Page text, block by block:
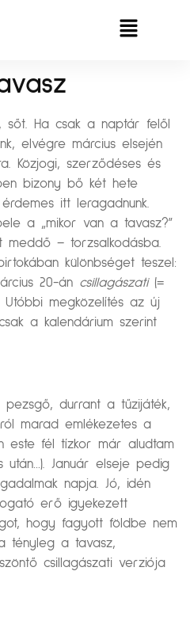
sőt. Ha csak a naptár felől
elvégre március elsején
Közjogi, szerződéses és
bizony bő két hete
itt leragadnunk.
a „mikor van a tavasz?”
meddő – torzsalkodásba.
különbséget teszel:
20-án csillagászati(=
Utóbbi megközelítés az új
a kalendárium szerint
pezsgő, durrant a tűzijáték,
marad emlékezetes a
este fél tízkor már aludtam
után…). Január elseje pedig
napja. Jó, idén
erő igyekezett
hogy fagyott földbe nem
tényleg a tavasz,
csillagászati verziója